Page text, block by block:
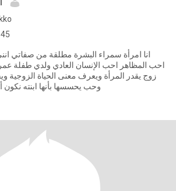
زوج
وحب يحسسها بأنها ابنته